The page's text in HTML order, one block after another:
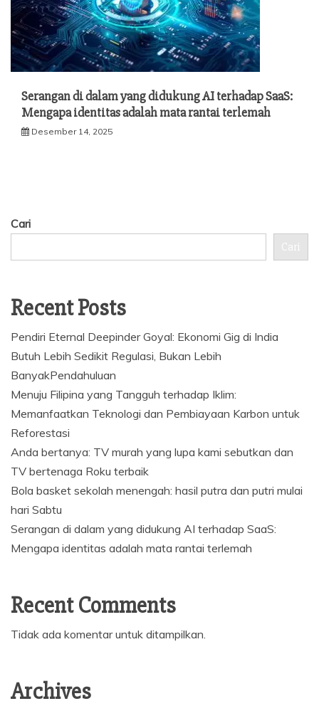
Serangan di dalam yang didukung AI terhadap SaaS:
Mengapa identitas adalah mata rantai terlemah
Desember 14, 2025
Cari
Cari
Recent Posts
Pendiri Eternal Deepinder Goyal: Ekonomi Gig di India
Butuh Lebih Sedikit Regulasi, Bukan Lebih
BanyakPendahuluan
Menuju Filipina yang Tangguh terhadap Iklim:
Memanfaatkan Teknologi dan Pembiayaan Karbon untuk
Reforestasi
Anda bertanya: TV murah yang lupa kami sebutkan dan
TV bertenaga Roku terbaik
Bola basket sekolah menengah: hasil putra dan putri mulai
hari Sabtu
Serangan di dalam yang didukung AI terhadap SaaS:
Mengapa identitas adalah mata rantai terlemah
Recent Comments
Tidak ada komentar untuk ditampilkan.
Archives